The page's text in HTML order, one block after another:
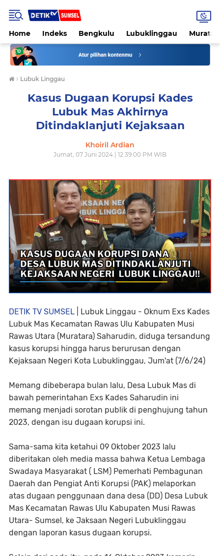
Home Indeks Bengkulu Lubuklinggau
› Lubuk Linggau
Kasus Dugaan Korupsi Kades
Lubuk Mas Akhirnya
Ditindaklanjuti Kejaksaan
Khoiril Ardian
Jumat, 07 Juni 2024 | 12:39:00 PM WIB
DETIK TV SUMSEL | Lubuk Linggau - Oknum Exs Kades
Lubuk Mas Kecamatan Rawas Ulu Kabupaten Musi
Rawas Utara (Muratara) Saharudin, diduga tersandung
kasus korupsi hingga harus berurusan dengan
Kejaksaan Negeri Kota Lubuklinggau, Jum'at (7/6/24)
Memang dibeberapa bulan lalu, Desa Lubuk Mas di
bawah pemerintahan Exs Kades Saharudin ini
memang menjadi sorotan publik di penghujung tahun
2023, dengan isu dugaan korupsi ini.
Sama-sama kita ketahui 09 Oktober 2023 lalu
diberitakan oleh media massa bahwa Ketua Lembaga
Swadaya Masyarakat ( LSM) Pemerhati Pembagunan
Daerah dan Pengiat Anti Korupsi (PAK) melaporkan
atas dugaan penggunaan dana desa (DD) Desa Lubuk
Mas Kecamatan Rawas Ulu Kabupaten Musi Rawas
Utara- Sumsel, ke Jaksaan Negeri Lubuklinggau
dengan laporan kasus dugaan korupsi.